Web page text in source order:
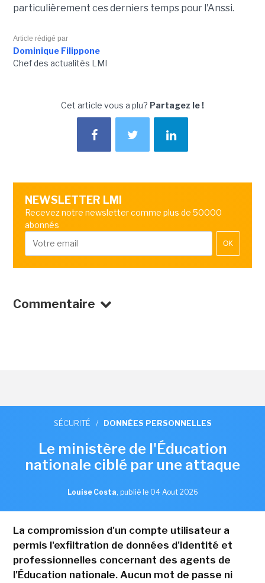
particulièrement ces derniers temps pour l'Anssi.
Article rédigé par
Dominique Filippone
Chef des actualités LMI
Cet article vous a plu? Partagez le !
NEWSLETTER LMI
Recevez notre newsletter comme plus de 50000
abonnés
OK
Commentaire
SÉCURITÉ / DONNÉES PERSONNELLES
Le ministère de l'Éducation
nationale ciblé par une attaque
Louise Costa, publié le 04 Aout 2026
La compromission d'un compte utilisateur a
permis l'exfiltration de données d'identité et
professionnelles concernant des agents de
l'Éducation nationale. Aucun mot de passe ni